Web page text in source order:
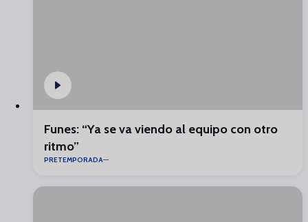
Funes: “Ya se va viendo al equipo con otro
ritmo”
PRETEMPORADA